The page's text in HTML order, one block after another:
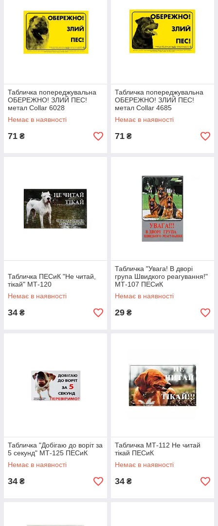
Табличка попереджувальна
ОБЕРЕЖНО! ЗЛИЙ ПЕС!
метал Collar 6028
Немає в наявності
71 ₴
Табличка попереджувальна
ОБЕРЕЖНО! ЗЛИЙ ПЕС!
метал Collar 4685
Немає в наявності
71 ₴
Табличка ПЕСиК "Не читай,
тікай" МТ-120
Немає в наявності
34 ₴
Табличка "Увага! В дворі
група Швидкого реагування!"
МТ-107 ПЕСиК
Немає в наявності
29 ₴
Табличка "Добігаю до воріт за
5 секунд" МТ-125 ПЕСиК
Немає в наявності
34 ₴
Табличка МТ-112 Не читай
тікай ПЕСиК
Немає в наявності
34 ₴